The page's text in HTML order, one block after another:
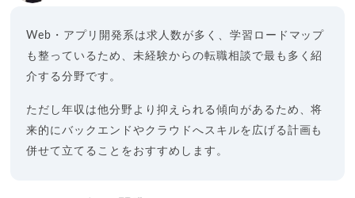
Web・アプリ開発系は求人数が多く、学習ロードマップ
も整っているため、未経験からの転職相談で最も多く紹
介する分野です。
ただし年収は他分野より抑えられる傾向があるため、将
来的にバックエンドやクラウドへスキルを広げる計画も
併せて立てることをおすすめします。